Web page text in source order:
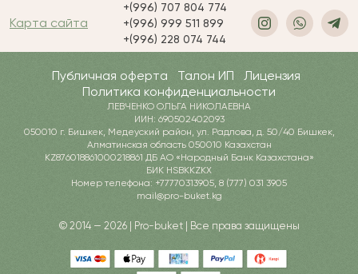
Карта сайта
+(996) 707 804 774
+(996) 999 511 899
+(996) 228 074 744
Публичная оферта Талон ИП
Лицензия
Политика конфиденциальности
ЛЕВЧЕНКО ОЛЬГА НИКОЛАЕВНА
ИИН: 690502402093
050010 г. Бишкек, Медеуский район, ул. Радлова, д. 50/40 Бишкек,
Алматинская область 050010 Казахстан
KZ876018861000218861 ДБ АО «Народный Банк Казахстана»
БИК HSBKKZKX
Номер телефона: +77770313905, 8 (777) 031 3905
mail@pro-buket.kg
© 2014 — 2026 | Pro-buket | Все права защищены